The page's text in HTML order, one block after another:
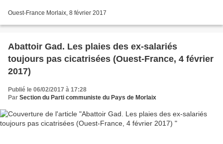
Ouest-France Morlaix, 8 février 2017
Abattoir Gad. Les plaies des ex-salariés
toujours pas cicatrisées (Ouest-France, 4 février
2017)
Publié le 06/02/2017 à 17:28
Par Section du Parti communiste du Pays de Morlaix